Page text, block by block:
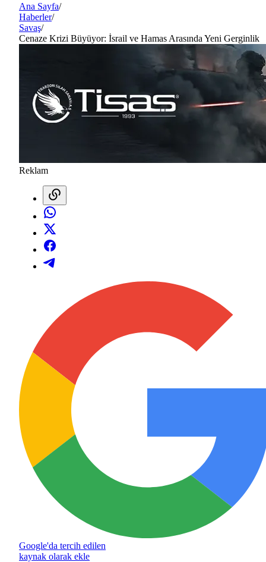
Ana Sayfa/
Haberler/
Savaş/
Cenaze Krizi Büyüyor: İsrail ve Hamas Arasında Yeni Gerginlik
Reklam
Google'da tercih edilen
kaynak olarak ekle